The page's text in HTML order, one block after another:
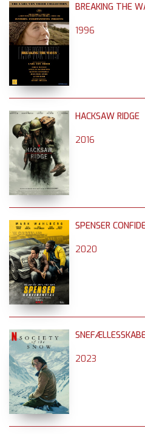
BREAKING THE
1996
HACKSAW RIDGE
2016
SPENSER
2020
2023